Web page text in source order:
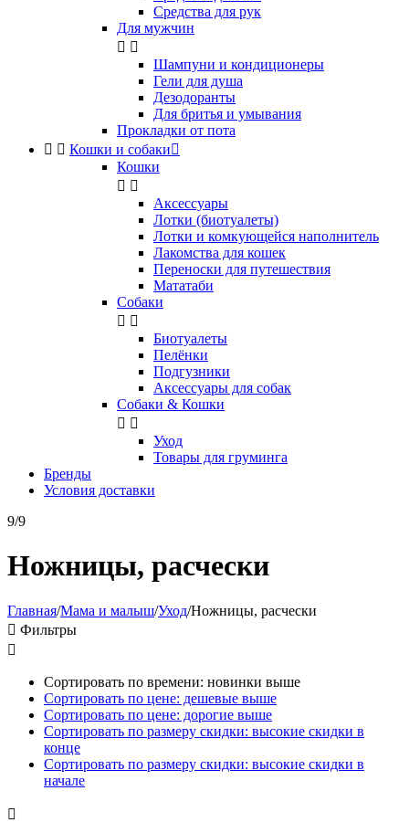
Средства для рук
Для мужчин
 
Шампуни и кондиционеры
Гели для душа
Дезодоранты
Для бритья и умывания
Прокладки от пота
  Кошки и собаки
Кошки
 
Аксессуары
Лотки (биотуалеты)
Лотки и комкующейся наполнитель
Лакомства для кошек
Переноски для путешествия
Мататаби
Собаки
 
Биотуалеты
Пелёнки
Подгузники
Аксессуары для собак
Собаки & Кошки
 
Уход
Товары для груминга
Бренды
Условия доставки
9/9
Ножницы, расчески
Главная/Мама и малыш/Уход/Ножницы, расчески
 Фильтры

Сортировать по времени: новинки выше
Сортировать по цене: дешевые выше
Сортировать по цене: дорогие выше
Сортировать по размеру скидки: высокие скидки в
конце
Сортировать по размеру скидки: высокие скидки в
начале
